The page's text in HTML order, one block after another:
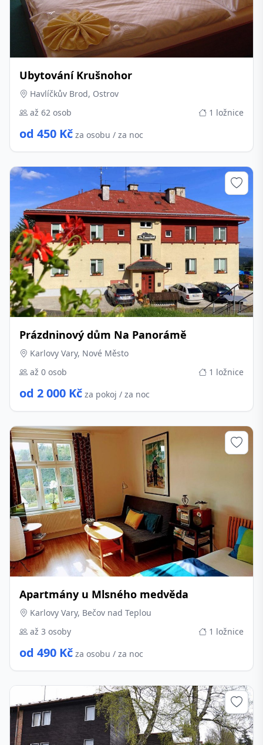
Ubytování Krušnohor
Havlíčkův Brod, Ostrov
až 62 osob
1 ložnice
od 450 Kč za osobu / za noc
Prázdninový dům Na Panorámě
Karlovy Vary, Nové Město
až 0 osob
1 ložnice
od 2 000 Kč za pokoj / za noc
Apartmány u Mlsného medvěda
Karlovy Vary, Bečov nad Teplou
až 3 osoby
1 ložnice
od 490 Kč za osobu / za noc